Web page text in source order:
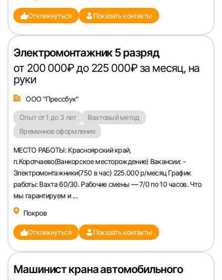
Вход в личный кабинет
E-mail или Телефон
Откликнуться Показать контакты
Электромонтажник 5 разряд
от 200 000₽ до 225 000₽ за месяц, на
руки
ООО "Прессбук"
Опыт от 1 до 3 лет
Вахтовый метод
Временное оформление
МЕСТО РАБОТЫ: Красноярский край,
п.Коротчаево(Ванкорское месторождение) Вакансии: -
Электромонтажники(750 в час) 225.000 р/месяц График
работы: Вахта 60/30. Рабочие смены — 7/0 по 10 часов. Что
мы гарантируем и ...
Покров
Откликнуться Показать контакты
Машинист крана автомобильного